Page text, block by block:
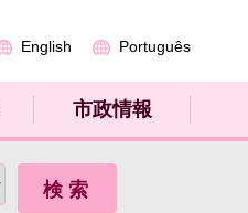
English Português
市政情報